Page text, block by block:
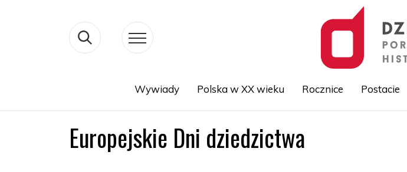
Wywiady Polska w XX wieku Rocznice Postacie
Europejskie Dni dziedzictwa